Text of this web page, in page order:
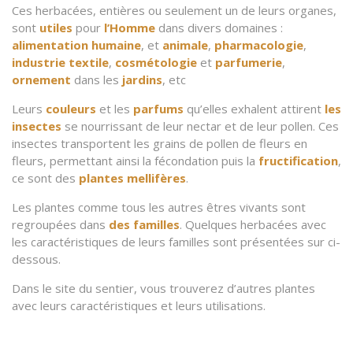
Ces herbacées, entières ou seulement un de leurs organes,
sont utiles pour l’Homme dans divers domaines :
alimentation humaine, et animale, pharmacologie,
industrie textile, cosmétologie et parfumerie,
ornement dans les jardins, etc
Leurs couleurs et les parfums qu’elles exhalent attirent les
insectes se nourrissant de leur nectar et de leur pollen. Ces
insectes transportent les grains de pollen de fleurs en
fleurs, permettant ainsi la fécondation puis la fructification,
ce sont des plantes mellifères.
Les plantes comme tous les autres êtres vivants sont
regroupées dans des familles. Quelques herbacées avec
les caractéristiques de leurs familles sont présentées sur ci-
dessous.
Dans le site du sentier, vous trouverez d’autres plantes
avec leurs caractéristiques et leurs utilisations.